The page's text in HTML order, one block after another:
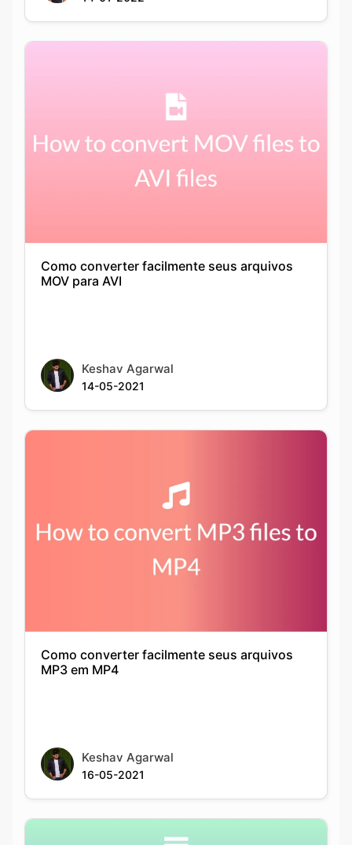
Como converter facilmente seus arquivos
MOV para AVI
Keshav Agarwal
14-05-2021
Como converter facilmente seus arquivos
MP3 em MP4
Keshav Agarwal
16-05-2021